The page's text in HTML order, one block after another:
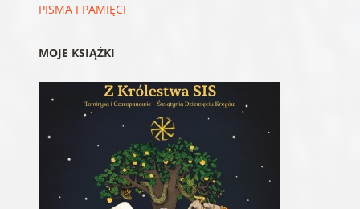
PISMA I PAMIĘCI
MOJE KSIĄŻKI